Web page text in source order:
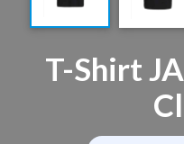
T-Shirt